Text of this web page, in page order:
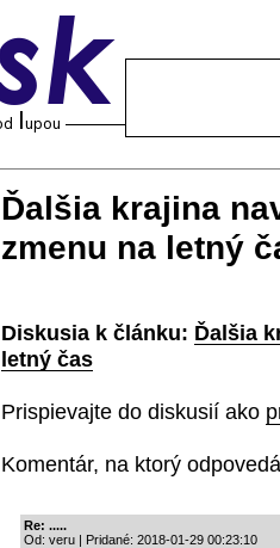
Ďalšia krajina
zmenu na letný
Diskusia k článku: Ďalšia
letný čas
Prispievajte do diskusií ako
Komentár, na ktorý
Re: .....
Od: veru | Pridané: 2018-01-29 00:23:10